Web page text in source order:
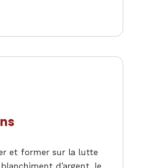
et former sur la lutte
d’argent, le